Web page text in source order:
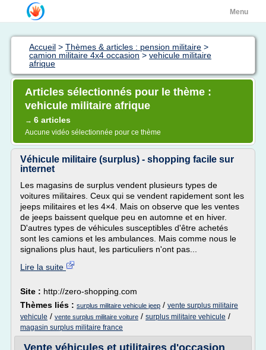
Menu
Accueil > Thèmes & articles : pension militaire >
camion militaire 4x4 occasion > vehicule militaire
afrique
Articles sélectionnés pour le thème :
vehicule militaire afrique
→ 6 articles
Aucune vidéo sélectionnée pour ce thème
Véhicule militaire (surplus) - shopping facile sur
internet
Les magasins de surplus vendent plusieurs types de
voitures militaires. Ceux qui se vendent rapidement sont les
jeeps militaires et les 4×4. Mais on observe que les ventes
de jeeps baissent quelque peu en automne et en hiver.
D'autres types de véhicules susceptibles d'être achetés
sont les camions et les ambulances. Mais comme nous le
signalions plus haut, les particuliers n'ont pas...
Lire la suite
Site : http://zero-shopping.com
Thèmes liés : surplus militaire vehicule jeep / vente surplus militaire
vehicule / vente surplus militaire voiture / surplus militaire vehicule /
magasin surplus militaire france
Vente véhicules et utilitaires d'occasion